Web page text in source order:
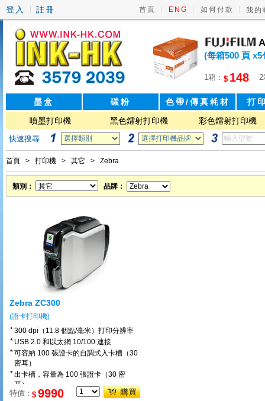
登入 註冊 首頁 ENG 如何付款 我的
(每箱500 頁 x5
1箱： $ 148 2
墨盒 碳粉 色帶/傳真耗材
打
噴墨打印機
黑色鐳射打印機 彩色鐳射打印機
快速搜尋
首頁 > 打印機 > 其它 > Zebra
類別： 品牌：
Zebra ZC300
(證卡打印機)
*300 dpi（11.8 個點/毫米）打印分辨率
* USB 2.0 和以太網 10/100 連接
*可容納 100 張證卡的自調式入卡槽（30
密耳）
*出卡槽，容量為 100 張證卡（30 密
耳）
特價：$ 9990